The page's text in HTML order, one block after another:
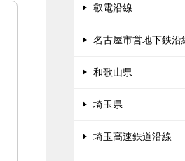
叡電沿線
名古屋市営地下鉄沿
和歌山県
埼玉県
埼玉高速鉄道沿線